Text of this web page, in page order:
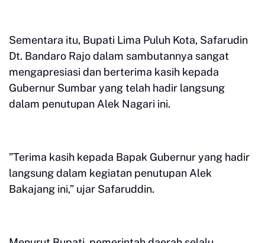
Sementara itu, Bupati Lima Puluh Kota, Safarudin
Dt. Bandaro Rajo dalam sambutannya sangat
mengapresiasi dan berterima kasih kepada
Gubernur Sumbar yang telah hadir langsung
dalam penutupan Alek Nagari ini.
”Terima kasih kepada Bapak Gubernur yang hadir
langsung dalam kegiatan penutupan Alek
Bakajang ini,” ujar Safaruddin.